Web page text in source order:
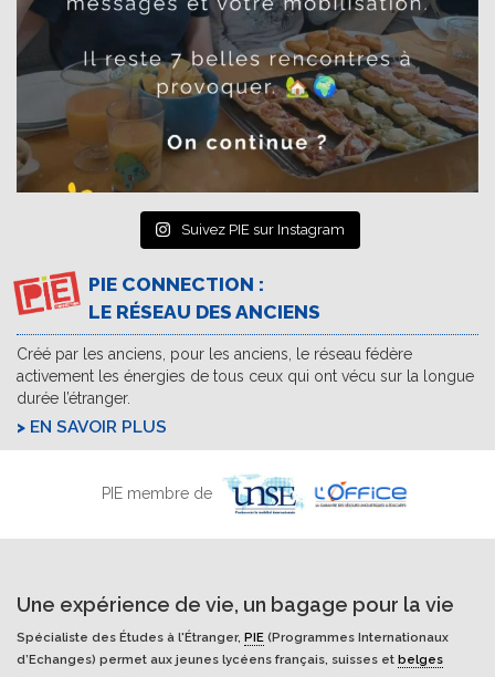
Suivez PIE sur Instagram
PIE CONNECTION :
LE RÉSEAU DES ANCIENS
Créé par les anciens, pour les anciens, le réseau fédère
activement les énergies de tous ceux qui ont vécu sur la longue
durée l’étranger.
EN SAVOIR PLUS
PIE membre de
Une expérience de vie, un bagage pour la vie
Spécialiste des Études à l'Étranger, PIE (Programmes Internationaux
d’Echanges) permet aux jeunes lycéens français, suisses et belges